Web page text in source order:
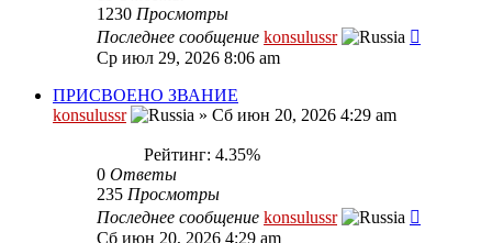
1230 Просмотры
Последнее сообщение konsulussr
Ср июл 29, 2026 8:06 am
ПРИСВОЕНО ЗВАНИЕ
konsulussr
» Сб июн 20, 2026 4:29 am
Рейтинг: 4.35%
0 Ответы
235 Просмотры
Последнее сообщение konsulussr
Сб июн 20, 2026 4:29 am